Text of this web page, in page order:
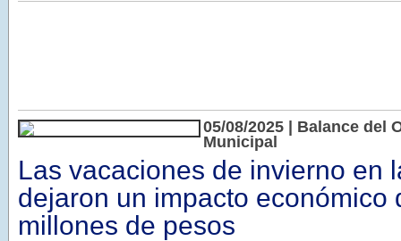
05/08/2025 | Balance del
Municipal
Las vacaciones de invierno en
dejaron un impacto económico
millones de pesos